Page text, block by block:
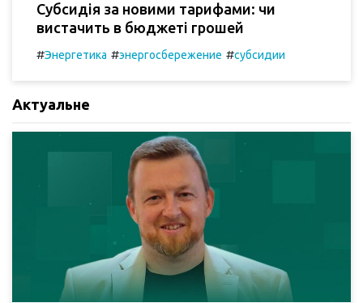
Субсидія за новими тарифами: чи
вистачить в бюджеті грошей
#Энергетика #энергосбережение #субсидии
Актуальне